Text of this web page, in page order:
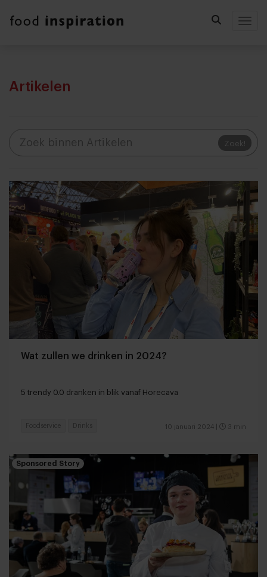
Artikelen
Zoek!
Wat zullen we drinken in 2024?
5 trendy 0.0 dranken in blik vanaf Horecava
10 januari 2024 3 min
Foodservice Drinks
Sponsored Story